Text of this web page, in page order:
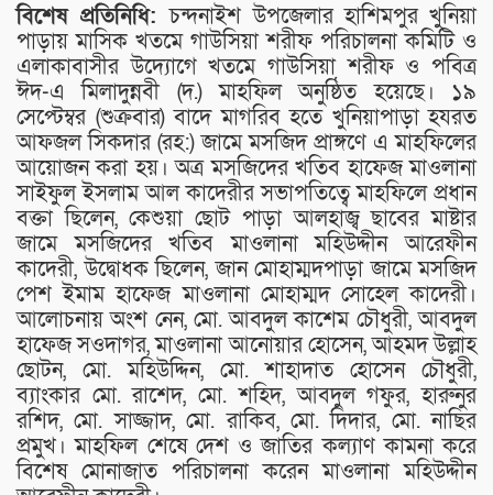
বিশেষ প্রতিনিধি:চন্দনাইশ উপজেলার হাশিমপুর খুনিয়া
পাড়ায় মাসিক খতমে গাউসিয়া শরীফ পরিচালনা কমিটি ও
এলাকাবাসীর উদ্যোগে খতমে গাউসিয়া শরীফ ও পবিত্র
ঈদ-এ মিলাদুন্নবী (দ.) মাহফিল অনুষ্ঠিত হয়েছে। ১৯
সেপ্টেম্বর (শুক্রবার) বাদে মাগরিব হতে খুনিয়াপাড়া হযরত
আফজল সিকদার (রহ:) জামে মসজিদ প্রাঙ্গণে এ মাহফিলের
আয়োজন করা হয়। অত্র মসজিদের খতিব হাফেজ মাওলানা
সাইফুল ইসলাম আল কাদেরীর সভাপতিত্বে মাহফিলে প্রধান
বক্তা ছিলেন, কেশুয়া ছোট পাড়া আলহাজ্ব ছাবের মাষ্টার
জামে মসজিদের খতিব মাওলানা মহিউদ্দীন আরেফীন
কাদেরী, উদ্বোধক ছিলেন, জান মোহাম্মদপাড়া জামে মসজিদ
পেশ ইমাম হাফেজ মাওলানা মোহাম্মদ সোহেল কাদেরী।
আলোচনায় অংশ নেন, মো. আবদুল কাশেম চৌধুরী, আবদুল
হাফেজ সওদাগর, মাওলানা আনোয়ার হোসেন, আহমদ উল্লাহ
ছোটন, মো. মহিউদ্দিন, মো. শাহাদাত হোসেন চৌধুরী,
ব্যাংকার মো. রাশেদ, মো. শহিদ, আবদুল গফুর, হারুনুর
রশিদ, মো. সাজ্জাদ, মো. রাকিব, মো. দিদার, মো. নাছির
প্রমুখ। মাহফিল শেষে দেশ ও জাতির কল্যাণ কামনা করে
বিশেষ মোনাজাত পরিচালনা করেন মাওলানা মহিউদ্দীন